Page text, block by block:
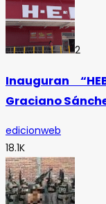
2
Inauguran
Graciano
edicionweb
18.1K